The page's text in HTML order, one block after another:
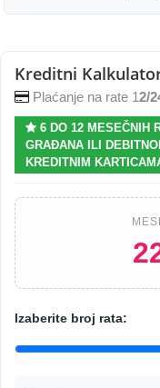
Kreditni
Plaćanje na rate 12/
6 DO 12 MESEČNIH
GRAĐANA ILI
KREDITNIM
Izaberite broj rata: